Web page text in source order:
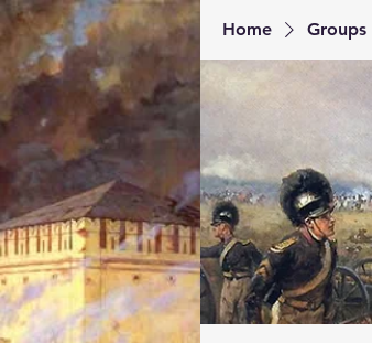
Home Groups